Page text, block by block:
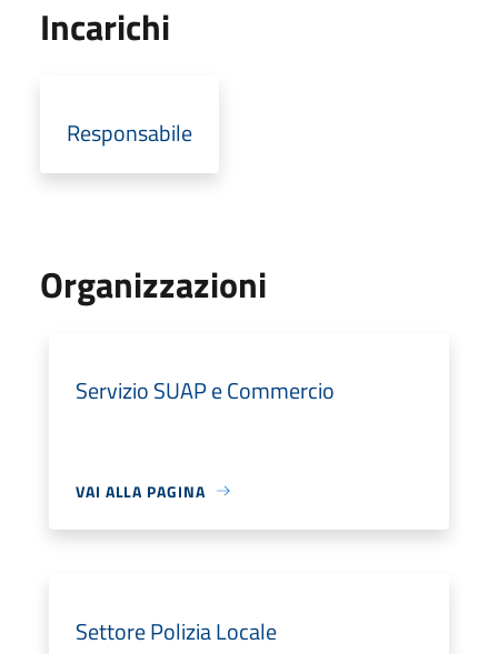
Incarichi
Responsabile
Organizzazioni
Servizio SUAP e Commercio
VAI ALLA PAGINA
Settore Polizia Locale